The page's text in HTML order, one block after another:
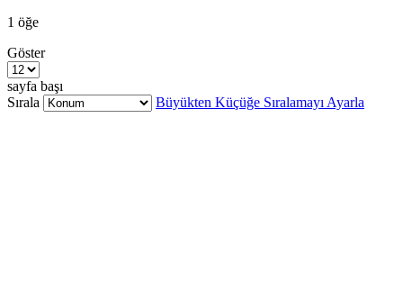
1 öğe
Göster
sayfa başı
Sırala
Büyükten Küçüğe Sıralamayı Ayarla